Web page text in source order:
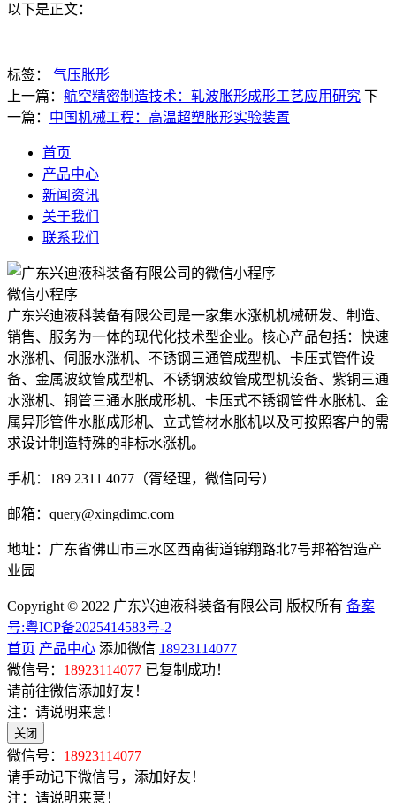
以下是正文：
标签： 气压胀形
上一篇： 航空精密制造技术：轧波胀形成形工艺应用研究 下
一篇： 中国机械工程：高温超塑胀形实验装置
首页
产品中心
新闻资讯
关于我们
联系我们
微信小程序
广东兴迪液科装备有限公司是一家集水涨机机械研发、制造、
销售、服务为一体的现代化技术型企业。核心产品包括：快速
水涨机、伺服水涨机、不锈钢三通管成型机、卡压式管件设
备、金属波纹管成型机、不锈钢波纹管成型机设备、紫铜三通
水涨机、铜管三通水胀成形机、卡压式不锈钢管件水胀机、金
属异形管件水胀成形机、立式管材水胀机以及可按照客户的需
求设计制造特殊的非标水涨机。
手机：189 2311 4077（胥经理，微信同号）
邮箱：query@xingdimc.com
地址：广东省佛山市三水区西南街道锦翔路北7号邦裕智造产
业园
Copyright © 2022 广东兴迪液科装备有限公司 版权所有 备案
号:粤ICP备2025414583号-2
首页 产品中心 添加微信 18923114077
微信号： 18923114077 已复制成功！
请前往微信添加好友！
注：请说明来意！
关闭
微信号： 18923114077
请手动记下微信号，添加好友！
注：请说明来意！